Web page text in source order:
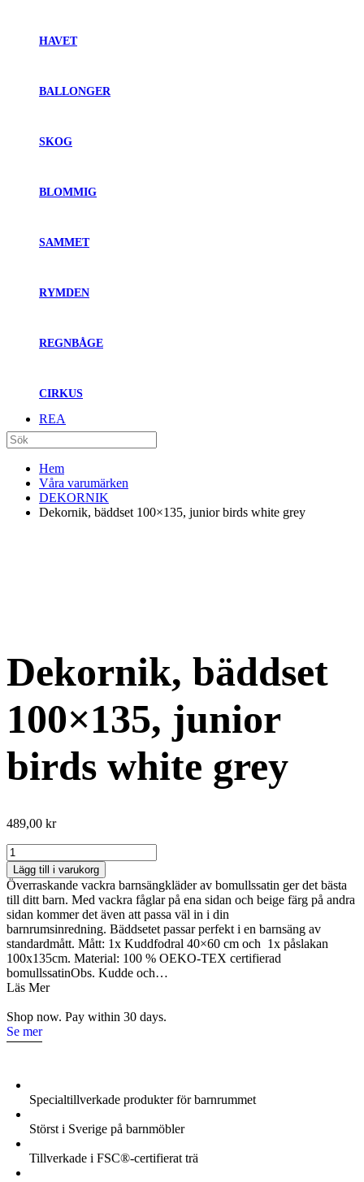
HAVET
BALLONGER
SKOG
BLOMMIG
SAMMET
RYMDEN
REGNBÅGE
CIRKUS
REA
Hem
Våra varumärken
DEKORNIK
Dekornik, bäddset 100×135, junior birds white grey
Dekornik, bäddset
100×135, junior
birds white grey
489,00 kr
Dekornik,
bäddset
100×135,
junior
birds
white
grey
mängd
Lägg till i varukorg
Överraskande vackra barnsängkläder av bomullssatin ger det bästa
till ditt barn. Med vackra fåglar på ena sidan och beige färg på andra
sidan kommer det även att passa väl in i din
barnrumsinredning. Bäddsetet passar perfekt i en barnsäng av
standardmått. Mått: 1x Kuddfodral 40×60 cm och 1x påslakan
100x135cm. Material: 100 % OEKO-TEX certifierad
bomullssatinObs. Kudde och…
Läs Mer
Shop now. Pay within 30 days.
Se mer
Specialtillverkade produkter för barnrummet
Störst i Sverige på barnmöbler
Tillverkade i FSC®-certifierat trä